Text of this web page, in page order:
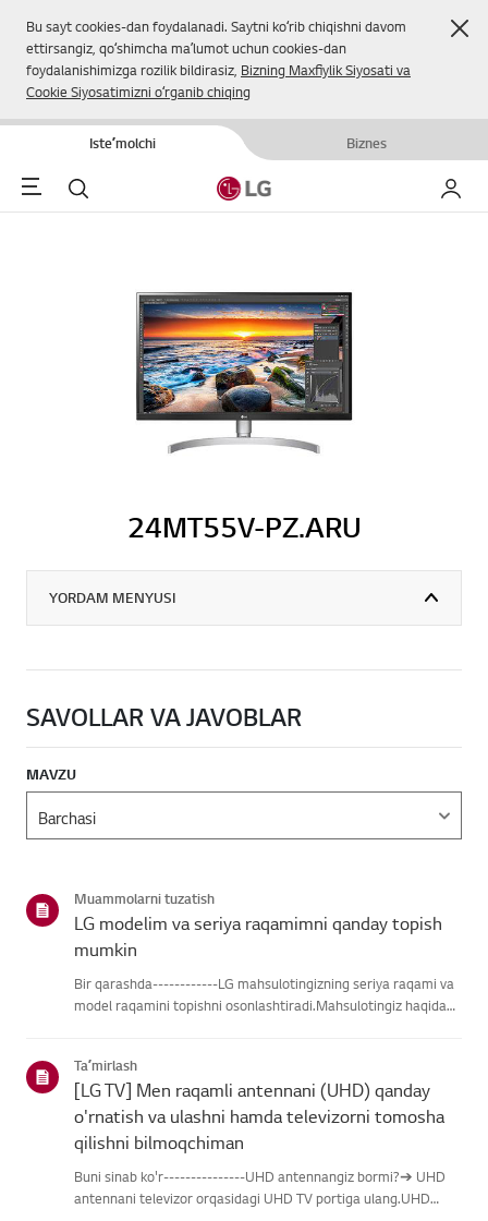
Bu sayt cookies-dan foydalanadi. Saytni koʻrib chiqishni davom
ettirsangiz, qoʻshimcha maʼlumot uchun cookies-dan
foydalanishimizga rozilik bildirasiz, Bizning Maxfiylik Siyosati va
Cookie Siyosatimizni oʻrganib chiqing
Isteʼmolchi Biznes
Menu Qidirish
24MT55V-PZ.ARU
YORDAM MENYUSI
SAVOLLAR VA JAVOBLAR
MAVZU
Muammolarni tuzatish
LG modelim va seriya raqamimni qanday topish
mumkin
Bir qarashda------------LG mahsulotingizning seriya raqami va
model raqamini topishni osonlashtiradi.Mahsulotingiz haqidagi
Taʼmirlash
[LG TV] Men raqamli antennani (UHD) qanday
o'rnatish va ulashni hamda televizorni tomosha
qilishni bilmoqchiman
Buni sinab ko'r---------------UHD antennangiz bormi?➔ UHD
antennani televizor orqasidagi UHD TV portiga ulang.UHD